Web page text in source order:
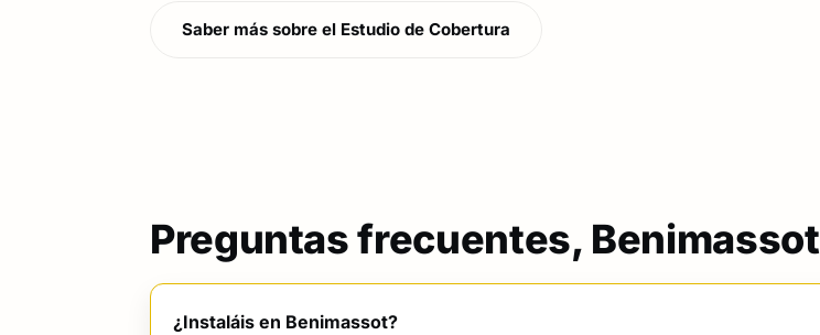
Saber más sobre el Estudio de Cobertura
Preguntas frecuentes, Benimassot
¿Instaláis en Benimassot?